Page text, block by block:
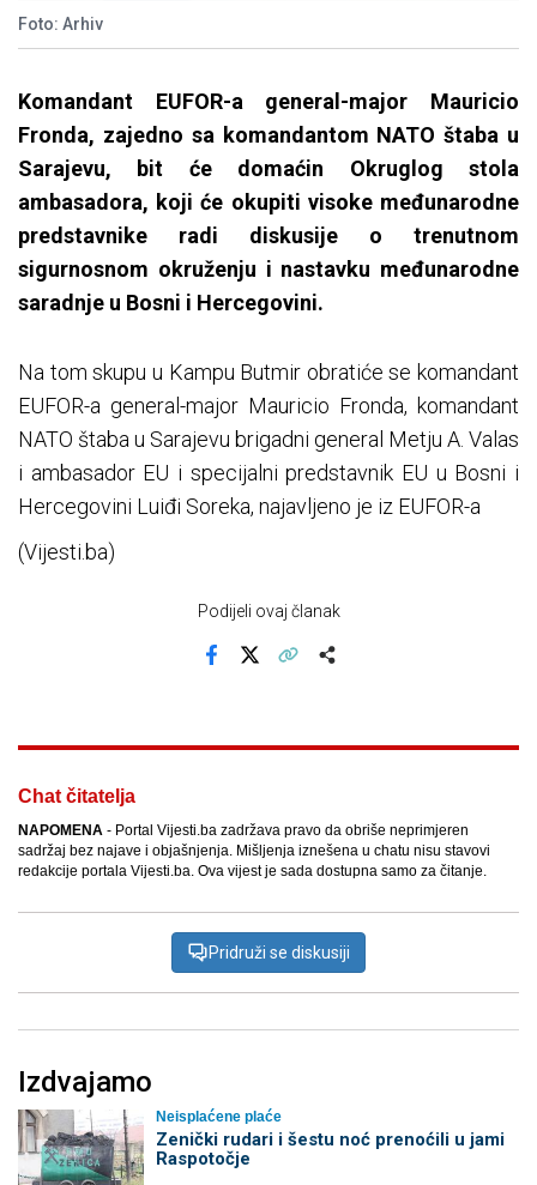
Foto: Arhiv
Komandant EUFOR-a general-major Mauricio
Fronda, zajedno sa komandantom NATO štaba u
Sarajevu, bit će domaćin Okruglog stola
ambasadora, koji će okupiti visoke međunarodne
predstavnike radi diskusije o trenutnom
sigurnosnom okruženju i nastavku međunarodne
saradnje u Bosni i Hercegovini.
Na tom skupu u Kampu Butmir obratiće se komandant
EUFOR-a general-major Mauricio Fronda, komandant
NATO štaba u Sarajevu brigadni general Metju A. Valas
i ambasador EU i specijalni predstavnik EU u Bosni i
Hercegovini Luiđi Soreka, najavljeno je iz EUFOR-a
(Vijesti.ba)
Podijeli ovaj članak
Chat čitatelja
NAPOMENA - Portal Vijesti.ba zadržava pravo da obriše neprimjeren
sadržaj bez najave i objašnjenja. Mišljenja iznešena u chatu nisu stavovi
redakcije portala Vijesti.ba. Ova vijest je sada dostupna samo za čitanje.
Pridruži se diskusiji
Izdvajamo
Neisplaćene plaće
Zenički rudari i šestu noć prenoćili u jami
Raspotočje